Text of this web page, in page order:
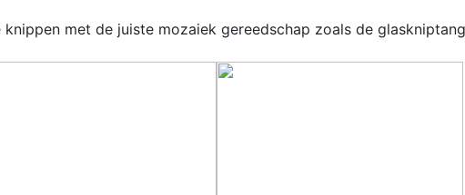
met de juiste mozaiek gereedschap zoals de